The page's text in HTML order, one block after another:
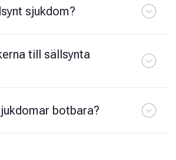
sjukdom?
till sällsynta
botbara?